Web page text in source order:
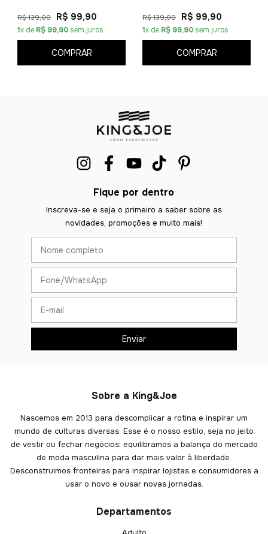
R$ 139,00 R$ 99,90
1x de R$ 99,90 sem juros
COMPRAR
R$ 139,00 R$ 99,90
1x de R$ 99,90 sem juros
COMPRAR
Fique por dentro
Inscreva-se e seja o primeiro a saber sobre as
novidades, promoções e muito mais!
Sobre a King&Joe
Nascemos em 2013 para descomplicar a rotina e inspirar um
mundo de culturas diversas. Esse é o nosso estilo, seja no jeito
de vestir ou fechar negócios: equilibramos a balança do mercado
de moda masculina para dar mais valor à liberdade.
Desconstruimos fronteiras para inspirar lojistas e consumidores a
usar o novo e ousar novas jornadas.
Departamentos